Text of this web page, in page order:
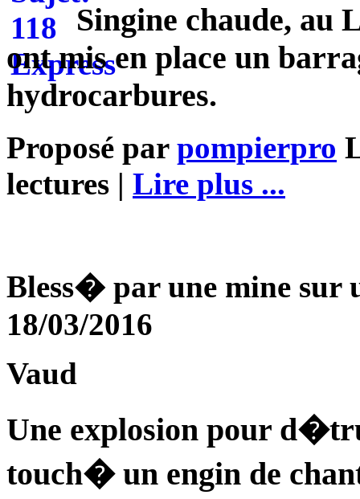
Singine chaude, au
ont mis en place un
hydrocarbures.
Proposé par pompierpro
lectures | Lire plus ...
Bless� par une mine
18/03/2016
Vaud
Une explosion pour
touch� un engin de